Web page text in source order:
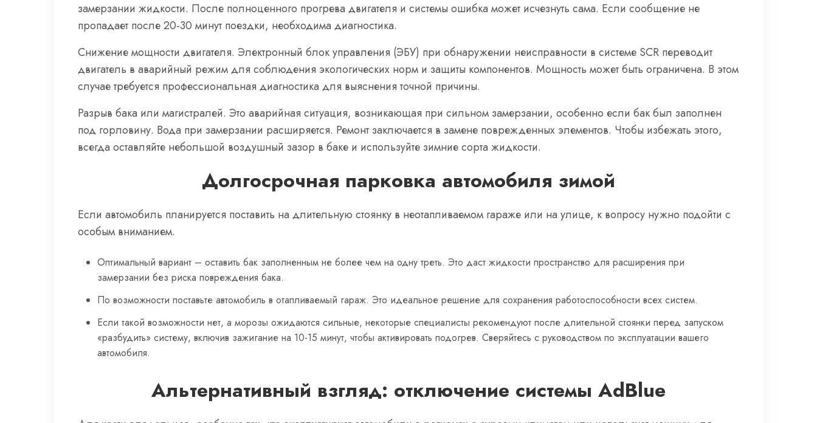
замерзании жидкости. После полноценного прогрева двигателя и системы ошибка может исчезнуть сама. Если сообщение не
пропадает после 20-30 минут поездки, необходима диагностика.
Снижение мощности двигателя. Электронный блок управления (ЭБУ) при обнаружении неисправности в системе SCR переводит
двигатель в аварийный режим для соблюдения экологических норм и защиты компонентов. Мощность может быть ограничена. В этом
случае требуется профессиональная диагностика для выяснения точной причины.
Разрыв бака или магистралей. Это аварийная ситуация, возникающая при сильном замерзании, особенно если бак был заполнен
под горловину. Вода при замерзании расширяется. Ремонт заключается в замене поврежденных элементов. Чтобы избежать этого,
всегда оставляйте небольшой воздушный зазор в баке и используйте зимние сорта жидкости.
Долгосрочная парковка автомобиля зимой
Если автомобиль планируется поставить на длительную стоянку в неотапливаемом гараже или на улице, к вопросу нужно подойти с
особым вниманием.
Оптимальный вариант – оставить бак заполненным не более чем на одну треть. Это даст жидкости пространство для расширения при
замерзании без риска повреждения бака.
По возможности поставьте автомобиль в отапливаемый гараж. Это идеальное решение для сохранения работоспособности всех систем.
Если такой возможности нет, а морозы ожидаются сильные, некоторые специалисты рекомендуют после длительной стоянки перед запуском
«разбудить» систему, включив зажигание на 10-15 минут, чтобы активировать подогрев. Сверяйтесь с руководством по эксплуатации вашего
автомобиля.
Альтернативный взгляд: отключение системы AdBlue